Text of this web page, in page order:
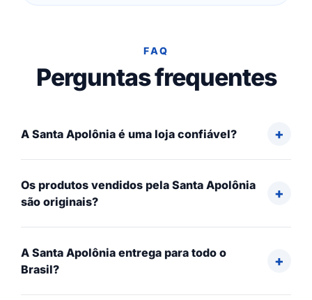
FAQ
Perguntas frequentes
A Santa Apolônia é uma loja confiável?
Os produtos vendidos pela Santa Apolônia
são originais?
A Santa Apolônia entrega para todo o
Brasil?